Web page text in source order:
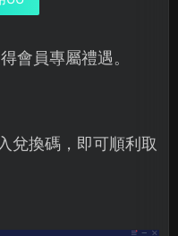
會員專屬禮遇。
兌換碼，即可順利取